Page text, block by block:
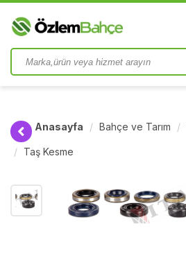
Anasayfa Bahçe ve Tarım
Taş Kesme